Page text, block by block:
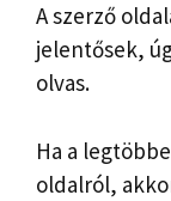
A szerző
jelentősek,
olvas.
Ha a
oldalról,